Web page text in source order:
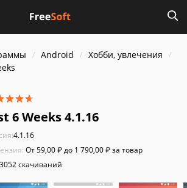
Android
Хобби, увлечения
6 Weeks 4.1.16
4.1.16
От 59,00 ₽ до 1 790,00 ₽ за товар
3052 скачиваний